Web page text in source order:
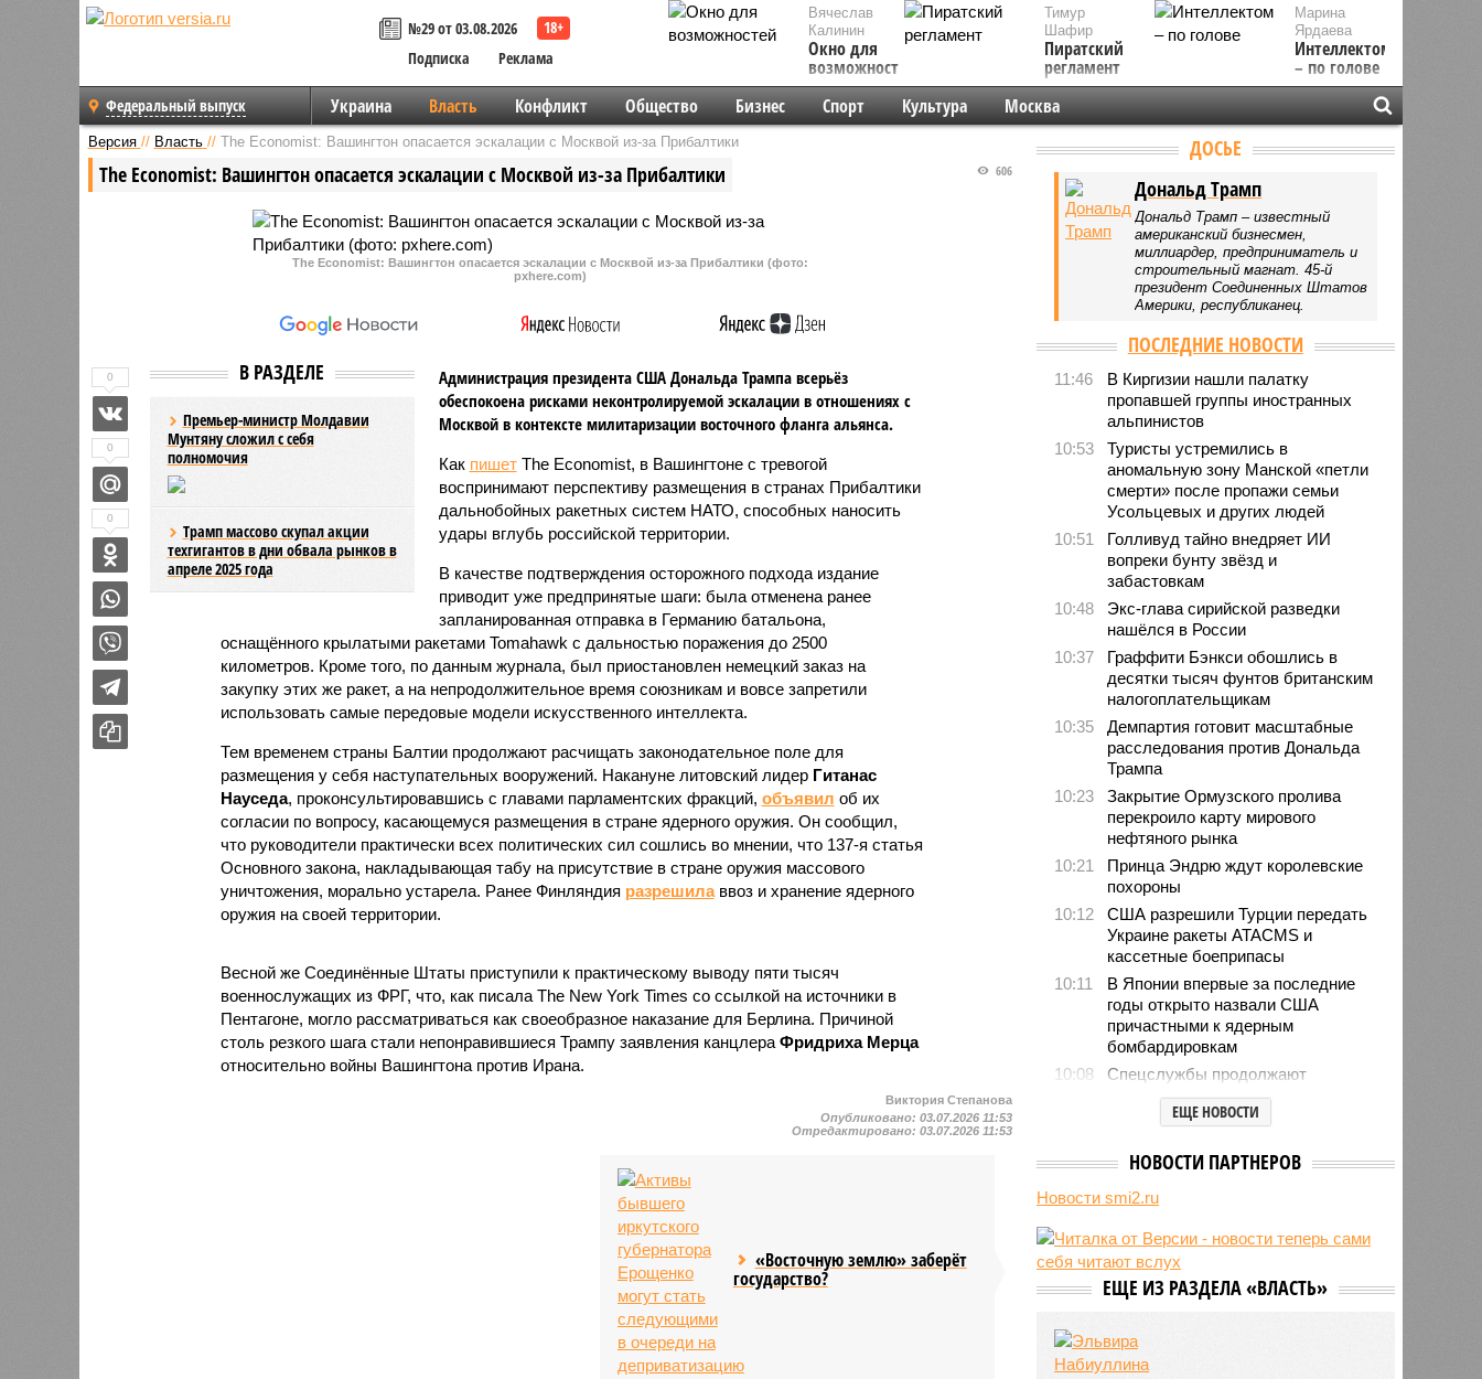
№29 от 03.08.2026
Подписка
Реклама
Вячеслав
Калинин
Окно для
возможностей
Марина
Ярдаева
Интеллектом
– по голове
Тимур
Шафир
Пиратский
регламент
Федеральный выпуск Украина Власть Конфликт Общество Бизнес Спорт Культура Москва
Версия // Власть // The Economist: Вашингтон опасается эскалации с Москвой из-за Прибалтики
The Economist: Вашингтон опасается эскалации с Москвой из-за Прибалтики 606
The Economist: Вашингтон опасается эскалации с Москвой из-за Прибалтики (фото:
pxhere.com)
В РАЗДЕЛЕ
Премьер-министр Молдавии
Мунтяну сложил с себя
полномочия
Трамп массово скупал акции
техгигантов в дни обвала рынков в
апреле 2025 года
Администрация президента США Дональда Трампа всерьёз
обеспокоена рисками неконтролируемой эскалации в отношениях с
Москвой в контексте милитаризации восточного фланга альянса.
Как пишетThe Economist, в Вашингтоне с тревогой
воспринимают перспективу размещения в странах Прибалтики
дальнобойных ракетных систем НАТО, способных наносить
удары вглубь российской территории.
В качестве подтверждения осторожного подхода издание
приводит уже предпринятые шаги: была отменена ранее
запланированная отправка в Германию батальона,
оснащённого крылатыми ракетами Tomahawk с дальностью поражения до 2500
километров. Кроме того, по данным журнала, был приостановлен немецкий заказ на
закупку этих же ракет, а на непродолжительное время союзникам и вовсе запретили
использовать самые передовые модели искусственного интеллекта.
Тем временем страны Балтии продолжают расчищать законодательное поле для
размещения у себя наступательных вооружений. Накануне литовский лидер Гитанас
Науседа, проконсультировавшись с главами парламентских фракций, объявил об их
согласии по вопросу, касающемуся размещения в стране ядерного оружия. Он сообщил,
что руководители практически всех политических сил сошлись во мнении, что 137-я статья
Основного закона, накладывающая табу на присутствие в стране оружия массового
уничтожения, морально устарела. Ранее Финляндия разрешилаввоз и хранение ядерного
оружия на своей территории.
Весной же Соединённые Штаты приступили к практическому выводу пяти тысяч
военнослужащих из ФРГ, что, как писала The New York Times со ссылкой на источники в
Пентагоне, могло рассматриваться как своеобразное наказание для Берлина. Причиной
столь резкого шага стали непонравившиеся Трампу заявления канцлера Фридриха Мерца
относительно войны Вашингтона против Ирана.
0
0
0
Виктория Степанова
Опубликовано:03.07.2026 11:53
Отредактировано:03.07.2026 11:53
«Восточную землю» заберёт
государство?
ДОСЬЕ
Дональд Трамп
Дональд Трамп – известный
американский бизнесмен,
миллиардер, предприниматель и
строительный магнат. 45-й
президент Соединенных Штатов
Америки, республиканец.
ПОСЛЕДНИЕ НОВОСТИ
11:46
В Киргизии нашли палатку
пропавшей группы иностранных
альпинистов
10:53
Туристы устремились в
аномальную зону Манской «петли
смерти» после пропажи семьи
Усольцевых и других людей
10:51
Голливуд тайно внедряет ИИ
вопреки бунту звёзд и
забастовкам
10:48
Экс-глава сирийской разведки
нашёлся в России
10:37
Граффити Бэнкси обошлись в
десятки тысяч фунтов британским
налогоплательщикам
10:35
Демпартия готовит масштабные
расследования против Дональда
Трампа
10:23
Закрытие Ормузского пролива
перекроило карту мирового
нефтяного рынка
10:21
Принца Эндрю ждут королевские
похороны
10:12
США разрешили Турции передать
Украине ракеты ATACMS и
кассетные боеприпасы
10:11
В Японии впервые за последние
годы открыто назвали США
причастными к ядерным
бомбардировкам
10:08
Спецслужбы продолжают
использовать номерные
радиостанции для передачи
09:59
Детство без ИИ назвали
недовольны 80% граждан
09:48
Россия нарастит количество
авиарейсов с КНР
производства ракет
ЕЩЕ НОВОСТИ
НОВОСТИ ПАРТНЕРОВ
Новости smi2.ru
ЕЩЕ ИЗ РАЗДЕЛА «ВЛАСТЬ»